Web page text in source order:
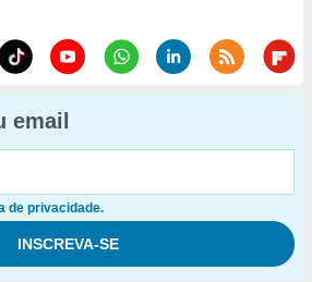
email
de privacidade.